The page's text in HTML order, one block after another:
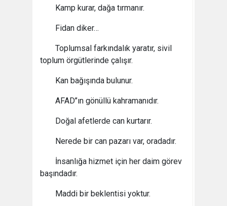
Kamp kurar, dağa tırmanır.
Fidan diker…
Toplumsal farkındalık yaratır, sivil
toplum örgütlerinde çalışır.
Kan bağışında bulunur.
AFAD’’ın gönüllü kahramanıdır.
Doğal afetlerde can kurtarır.
Nerede bir can pazarı var, oradadır.
İnsanlığa hizmet için her daim görev
başındadır.
Maddi bir beklentisi yoktur.